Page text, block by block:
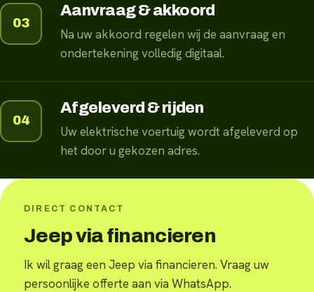
03
Aanvraag & akkoord
Na uw akkoord regelen wij de aanvraag en
ondertekening volledig digitaal.
04
Afgeleverd & rijden
Uw elektrische voertuig wordt afgeleverd op
het door u gekozen adres.
DIRECT CONTACT
Jeep via financieren
Ik wil graag een Jeep via financieren. Vraag uw
persoonlijke offerte aan via WhatsApp.